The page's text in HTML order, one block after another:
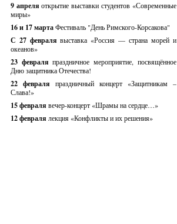
9 апреляоткрытие выставки студентов «Современные
миры»
16 и 17 мартаФестиваль "День Римского-Корсакова"
С 27 февралявыставка «Россия — страна морей и
океанов»
23 февраляпраздничное мероприятие, посвящённое
Дню защитника Отечества!
22 февраля праздничный концерт «Защитникам –
Слава!»
15 февраля вечер-концерт «Шрамы на сердце…»
12 февраля лекция «Конфликты и их решения»